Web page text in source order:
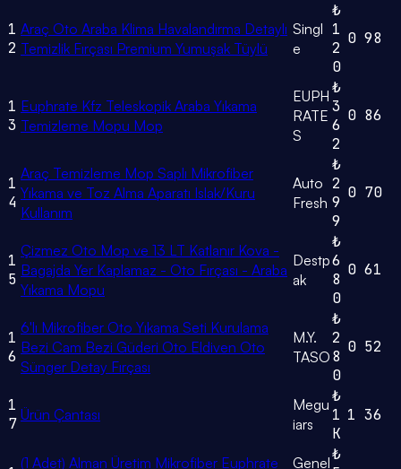
1
2
Araç Oto Araba Klima Havalandırma Detaylı
Temizlik Fırçası Premium Yumuşak Tüylü
Singl
e
₺
1
2
0
0 98
1
3
Euphrate Kfz Teleskopik Araba Yıkama
Temizleme Mopu Mop
EUPH
RATE
S
₺
3
6
2
0 86
1
4
Araç Temizleme Mop Saplı Mikrofiber
Yıkama ve Toz Alma Aparatı Islak/Kuru
Kullanım
Auto
Fresh
₺
2
9
9
0 70
1
5
Çizmez Oto Mop ve 13 LT Katlanır Kova -
Bagajda Yer Kaplamaz - Oto Fırçası - Araba
Yıkama Mopu
Destp
ak
₺
6
8
0
0 61
1
6
6'lı Mikrofiber Oto Yıkama Seti Kurulama
Bezi Cam Bezi Güderi Oto Eldiven Oto
Sünger Detay Fırçası
M.Y.
TASO
₺
2
8
0
0 52
1
7 Ürün Çantası
Megu
iars
₺
1
K
1 36
(1 Adet) Alman Üretim Mikrofiber Euphrate Genel₺